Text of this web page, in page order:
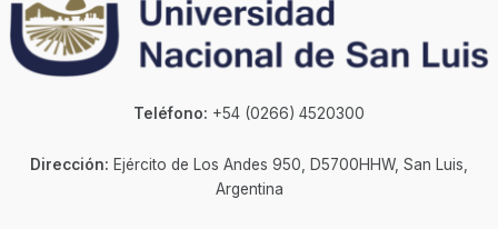
Teléfono: +54 (0266) 4520300
Dirección: Ejército de Los Andes 950, D5700HHW, San Luis,
Argentina